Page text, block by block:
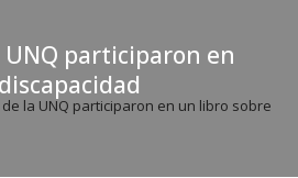
UNQ participaron en
la UNQ participaron en un libro sobre